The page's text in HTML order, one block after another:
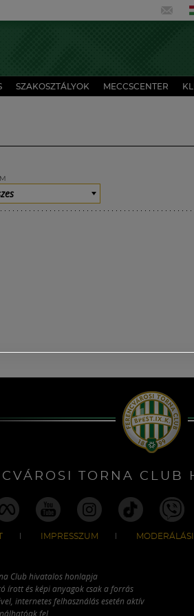
SZAKOSZTÁLYOK MECCSCENTER
TORNA CLUB
IMPRESSZUM
Club hivatalos honlapja
írott és képi anyagok csak a forrás
internetes felhasználás esetén aktív
fel.